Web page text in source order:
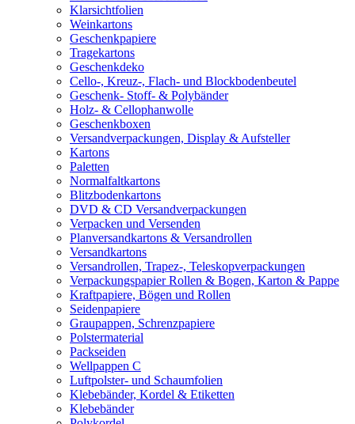
Klarsichtfolien
Weinkartons
Geschenkpapiere
Tragekartons
Geschenkdeko
Cello-, Kreuz-, Flach- und Blockbodenbeutel
Geschenk- Stoff- & Polybänder
Holz- & Cellophanwolle
Geschenkboxen
Versandverpackungen, Display & Aufsteller
Kartons
Paletten
Normalfaltkartons
Blitzbodenkartons
DVD & CD Versandverpackungen
Verpacken und Versenden
Planversandkartons & Versandrollen
Versandkartons
Versandrollen, Trapez-, Teleskopverpackungen
Verpackungspapier Rollen & Bogen, Karton & Pappe
Kraftpapiere, Bögen und Rollen
Seidenpapiere
Graupappen, Schrenzpapiere
Polstermaterial
Packseiden
Wellpappen C
Luftpolster- und Schaumfolien
Klebebänder, Kordel & Etiketten
Klebebänder